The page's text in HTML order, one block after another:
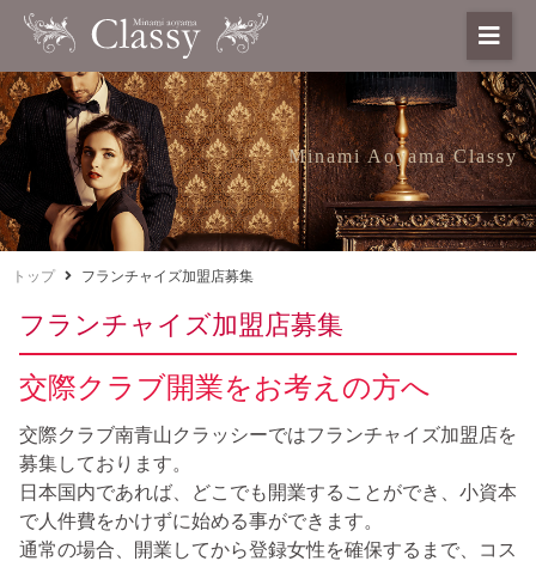
Minami Aoyama Classy
トップ フランチャイズ加盟店募集
フランチャイズ加盟店募集
交際クラブ開業をお考えの方へ
交際クラブ南青山クラッシーではフランチャイズ加盟店を
募集しております。
日本国内であれば、どこでも開業することができ、小資本
で人件費をかけずに始める事ができます。
通常の場合、開業してから登録女性を確保するまで、コス